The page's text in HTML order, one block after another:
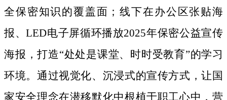
全保密知识的覆盖面；线下在办公区张贴海
报、LED电子屏循环播放2025年保密公益宣传
海报，打造“处处是课堂、时时受教育”的学习
环境。通过视觉化、沉浸式的宣传方式，让国
家安全理念在潜移默化中根植于职工心中，营